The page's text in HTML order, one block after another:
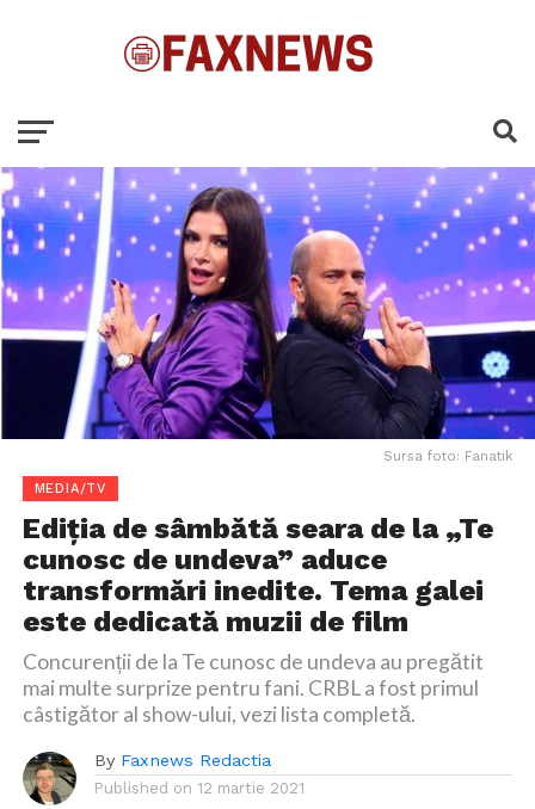
Sursa foto: Fanatik
MEDIA/TV
Ediția de sâmbătă seara de la „Te
cunosc de undeva” aduce
transformări inedite. Tema galei
este dedicată muzii de film
Concurenții de la Te cunosc de undeva au pregătit
mai multe surprize pentru fani. CRBL a fost primul
câstigător al show-ului, vezi lista completă.
By Faxnews Redactia
Published on 12 martie 2021